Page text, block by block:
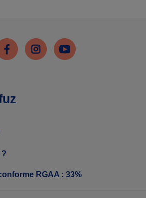
InstagramYoutube
RGAA : 33%